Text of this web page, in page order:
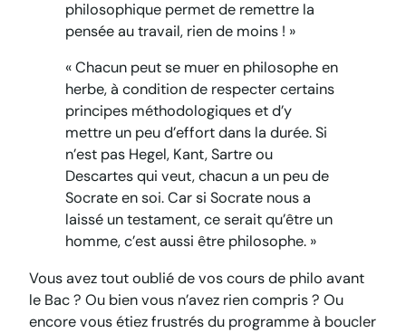
philosophique permet de remettre la
pensée au travail, rien de moins ! »
« Chacun peut se muer en philosophe en
herbe, à condition de respecter certains
principes méthodologiques et d’y
mettre un peu d’effort dans la durée. Si
n’est pas Hegel, Kant, Sartre ou
Descartes qui veut, chacun a un peu de
Socrate en soi. Car si Socrate nous a
laissé un testament, ce serait qu’être un
homme, c’est aussi être philosophe. »
Vous avez tout oublié de vos cours de philo avant
le Bac ? Ou bien vous n’avez rien compris ? Ou
encore vous étiez frustrés du programme à boucler